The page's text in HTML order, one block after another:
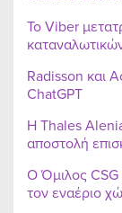
Το Viber
Radisson και
ChatGPT
Η Thales
αποστολή
Ο Όμιλος CSG
τον εναέριο